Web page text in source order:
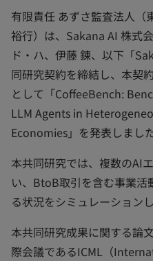
有限責任 あずさ監査法人（
裕行）は、Sakana AI 株式
ド・ハ、伊藤 錬、以下「
同研究契約を締結し、本契
として「CoffeeBench:
LLM Agents in
Economies」を発表しました
本共同研究では、複数のAI
い、BtoB取引を含む事業活
る状況をシミュレーションし
本共同研究成果に関する論
際会議であるICML（